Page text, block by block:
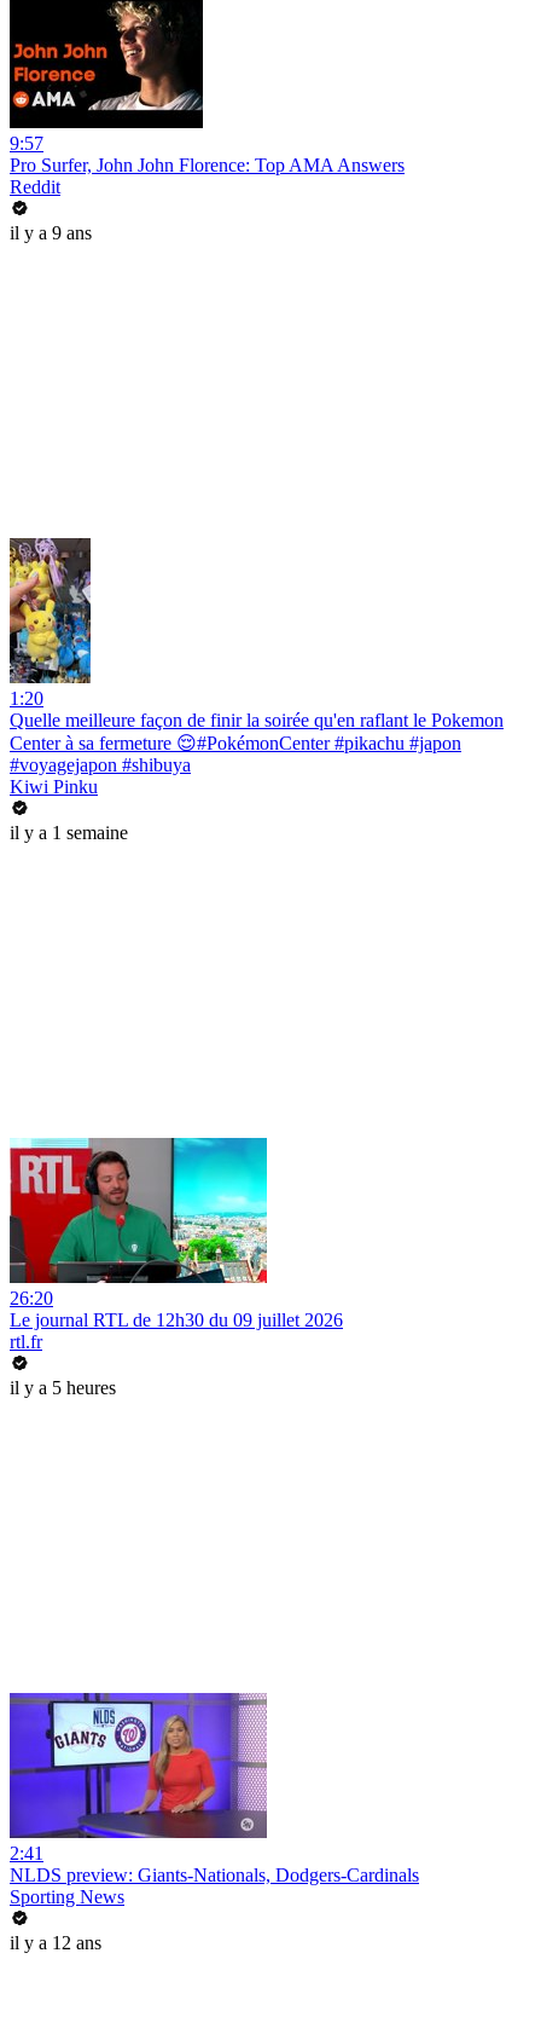
9:57
Pro Surfer, John John Florence: Top AMA Answers
Reddit
il y a 9 ans
1:20
Quelle meilleure façon de finir la soirée qu'en raflant le Pokemon
Center à sa fermeture 😌#PokémonCenter #pikachu #japon
#voyagejapon #shibuya
Kiwi Pinku
il y a 1 semaine
26:20
Le journal RTL de 12h30 du 09 juillet 2026
rtl.fr
il y a 5 heures
2:41
NLDS preview: Giants-Nationals, Dodgers-Cardinals
Sporting News
il y a 12 ans